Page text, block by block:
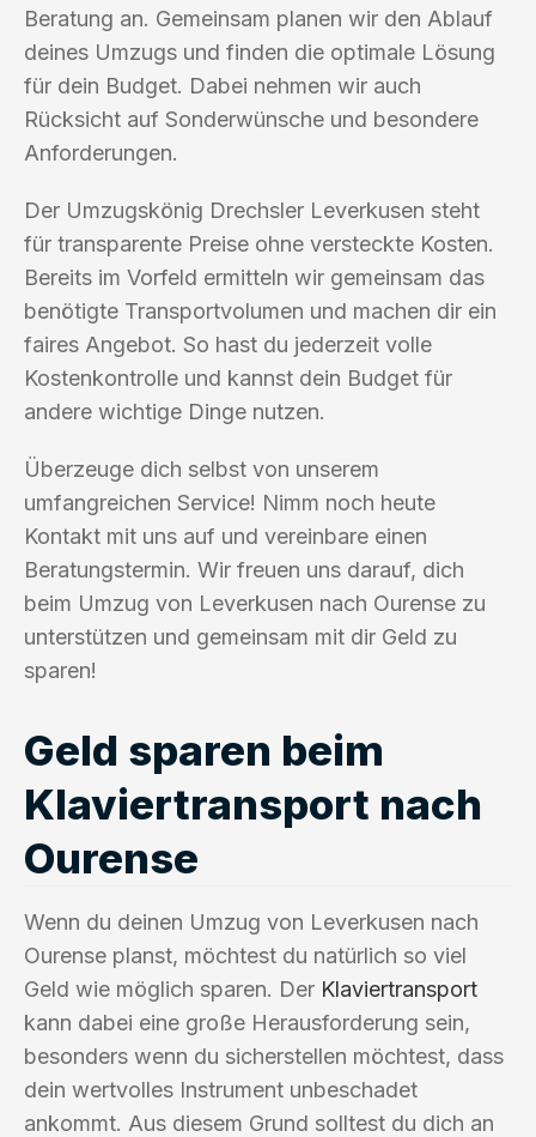
Beratung an. Gemeinsam planen wir den Ablauf
deines Umzugs und finden die optimale Lösung
für dein Budget. Dabei nehmen wir auch
Rücksicht auf Sonderwünsche und besondere
Anforderungen.
Der Umzugskönig Drechsler Leverkusen steht
für transparente Preise ohne versteckte Kosten.
Bereits im Vorfeld ermitteln wir gemeinsam das
benötigte Transportvolumen und machen dir ein
faires Angebot. So hast du jederzeit volle
Kostenkontrolle und kannst dein Budget für
andere wichtige Dinge nutzen.
Überzeuge dich selbst von unserem
umfangreichen Service! Nimm noch heute
Kontakt mit uns auf und vereinbare einen
Beratungstermin. Wir freuen uns darauf, dich
beim Umzug von Leverkusen nach Ourense zu
unterstützen und gemeinsam mit dir Geld zu
sparen!
Geld sparen beim
Klaviertransport nach
Ourense
Wenn du deinen Umzug von Leverkusen nach
Ourense planst, möchtest du natürlich so viel
Geld wie möglich sparen. Der Klaviertransport
kann dabei eine große Herausforderung sein,
besonders wenn du sicherstellen möchtest, dass
dein wertvolles Instrument unbeschadet
ankommt. Aus diesem Grund solltest du dich an